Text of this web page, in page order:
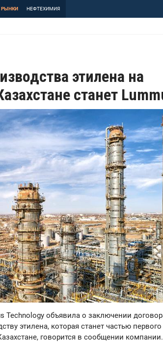
РЫНКИ НЕФТЕХИМИЯ
этилена на
станет
Technology объявила о заключении
этилена, которая станет частью
говорится в сообщении компании.